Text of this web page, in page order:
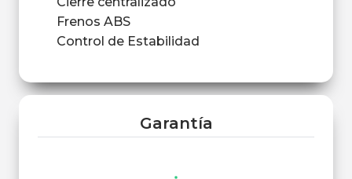
Frenos ABS
Control de Estabilidad
Garantía